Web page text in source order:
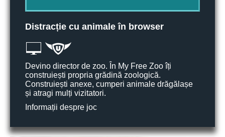
Distracție cu animale în browser
Devino director de zoo. În My Free Zoo îți
construiești propria grădină zoologică.
Construiești anexe, cumperi animale drăgălașe
și atragi mulți vizitatori.
Informații despre joc